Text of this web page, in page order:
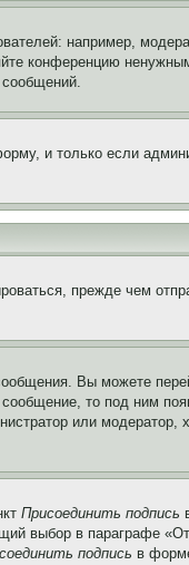
например,
конференцию
сообщений.
и только если
прежде чем
Вы можете
то под ним
или модератор,
Присоединить подпись
выбор в параграфе
подпись в